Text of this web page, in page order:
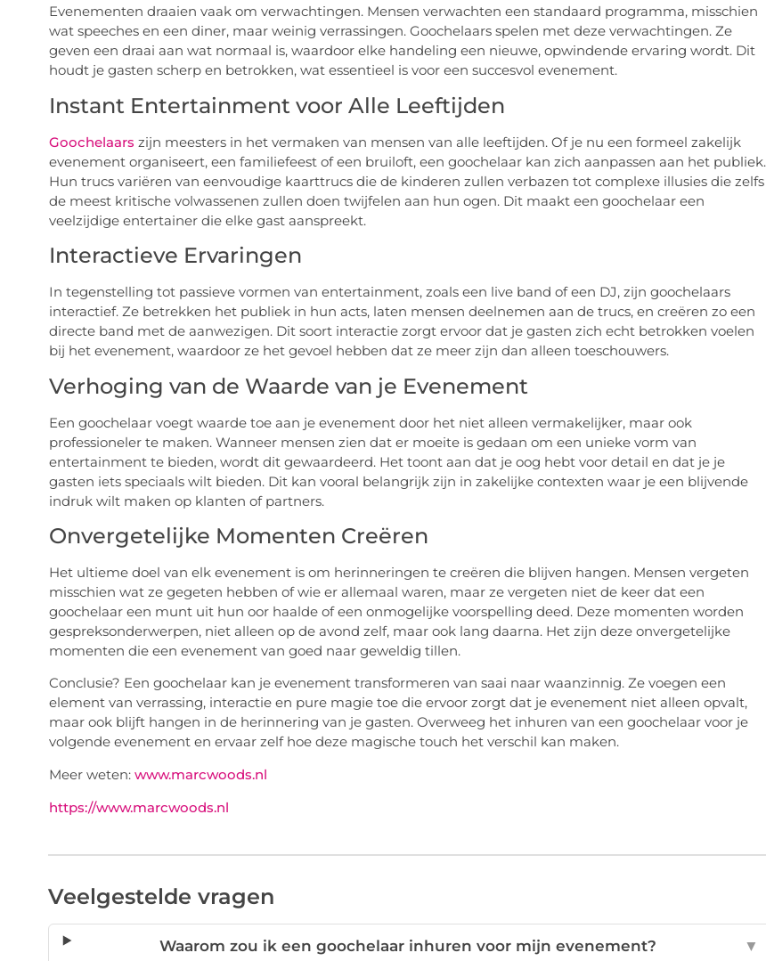
Evenementen draaien vaak om verwachtingen. Mensen verwachten een standaard programma, misschien
wat speeches en een diner, maar weinig verrassingen. Goochelaars spelen met deze verwachtingen. Ze
geven een draai aan wat normaal is, waardoor elke handeling een nieuwe, opwindende ervaring wordt. Dit
houdt je gasten scherp en betrokken, wat essentieel is voor een succesvol evenement.
Instant Entertainment voor Alle Leeftijden
Goochelaars zijn meesters in het vermaken van mensen van alle leeftijden. Of je nu een formeel zakelijk
evenement organiseert, een familiefeest of een bruiloft, een goochelaar kan zich aanpassen aan het publiek.
Hun trucs variëren van eenvoudige kaarttrucs die de kinderen zullen verbazen tot complexe illusies die zelfs
de meest kritische volwassenen zullen doen twijfelen aan hun ogen. Dit maakt een goochelaar een
veelzijdige entertainer die elke gast aanspreekt.
Interactieve Ervaringen
In tegenstelling tot passieve vormen van entertainment, zoals een live band of een DJ, zijn goochelaars
interactief. Ze betrekken het publiek in hun acts, laten mensen deelnemen aan de trucs, en creëren zo een
directe band met de aanwezigen. Dit soort interactie zorgt ervoor dat je gasten zich echt betrokken voelen
bij het evenement, waardoor ze het gevoel hebben dat ze meer zijn dan alleen toeschouwers.
Verhoging van de Waarde van je Evenement
Een goochelaar voegt waarde toe aan je evenement door het niet alleen vermakelijker, maar ook
professioneler te maken. Wanneer mensen zien dat er moeite is gedaan om een unieke vorm van
entertainment te bieden, wordt dit gewaardeerd. Het toont aan dat je oog hebt voor detail en dat je je
gasten iets speciaals wilt bieden. Dit kan vooral belangrijk zijn in zakelijke contexten waar je een blijvende
indruk wilt maken op klanten of partners.
Onvergetelijke Momenten Creëren
Het ultieme doel van elk evenement is om herinneringen te creëren die blijven hangen. Mensen vergeten
misschien wat ze gegeten hebben of wie er allemaal waren, maar ze vergeten niet de keer dat een
goochelaar een munt uit hun oor haalde of een onmogelijke voorspelling deed. Deze momenten worden
gespreksonderwerpen, niet alleen op de avond zelf, maar ook lang daarna. Het zijn deze onvergetelijke
momenten die een evenement van goed naar geweldig tillen.
Conclusie? Een goochelaar kan je evenement transformeren van saai naar waanzinnig. Ze voegen een
element van verrassing, interactie en pure magie toe die ervoor zorgt dat je evenement niet alleen opvalt,
maar ook blijft hangen in de herinnering van je gasten. Overweeg het inhuren van een goochelaar voor je
volgende evenement en ervaar zelf hoe deze magische touch het verschil kan maken.
Meer weten: www.marcwoods.nl
https://www.marcwoods.nl
Veelgestelde vragen
Waarom zou ik een goochelaar inhuren voor mijn evenement? ▼